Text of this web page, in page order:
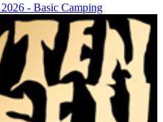
- Basic Camping